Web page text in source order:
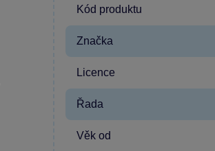
Kód produktu
Značka
Licence
Řada
Věk od